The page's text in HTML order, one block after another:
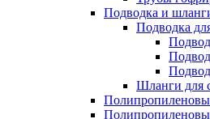
Подводка и
Подводка
Шланги для